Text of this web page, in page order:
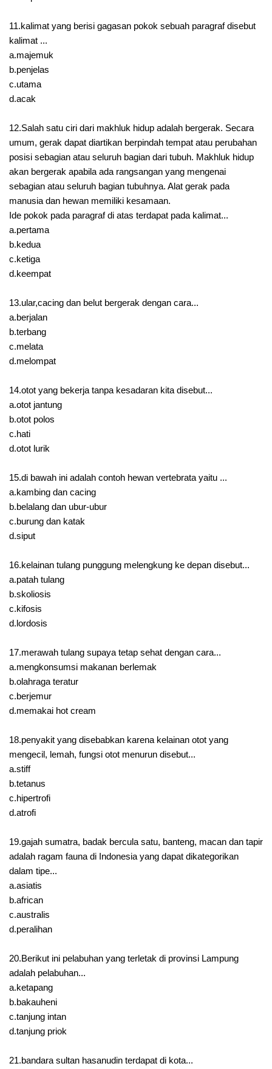
11.kalimat yang berisi gagasan pokok sebuah paragraf disebut
kalimat ...
a.majemuk
b.penjelas
c.utama
d.acak
12.Salah satu ciri dari makhluk hidup adalah bergerak. Secara
umum, gerak dapat diartikan berpindah tempat atau perubahan
posisi sebagian atau seluruh bagian dari tubuh. Makhluk hidup
akan bergerak apabila ada rangsangan yang mengenai
sebagian atau seluruh bagian tubuhnya. Alat gerak pada
manusia dan hewan memiliki kesamaan.
Ide pokok pada paragraf di atas terdapat pada kalimat...
a.pertama
b.kedua
c.ketiga
d.keempat
13.ular,cacing dan belut bergerak dengan cara...
a.berjalan
b.terbang
c.melata
d.melompat
14.otot yang bekerja tanpa kesadaran kita disebut...
a.otot jantung
b.otot polos
c.hati
d.otot lurik
15.di bawah ini adalah contoh hewan vertebrata yaitu ...
a.kambing dan cacing
b.belalang dan ubur-ubur
c.burung dan katak
d.siput
16.kelainan tulang punggung melengkung ke depan disebut...
a.patah tulang
b.skoliosis
c.kifosis
d.lordosis
17.merawah tulang supaya tetap sehat dengan cara...
a.mengkonsumsi makanan berlemak
b.olahraga teratur
c.berjemur
d.memakai hot cream
18.penyakit yang disebabkan karena kelainan otot yang
mengecil, lemah, fungsi otot menurun disebut...
a.stiff
b.tetanus
c.hipertrofi
d.atrofi
19.gajah sumatra, badak bercula satu, banteng, macan dan tapir
adalah ragam fauna di Indonesia yang dapat dikategorikan
dalam tipe...
a.asiatis
b.african
c.australis
d.peralihan
20.Berikut ini pelabuhan yang terletak di provinsi Lampung
adalah pelabuhan...
a.ketapang
b.bakauheni
c.tanjung intan
d.tanjung priok
21.bandara sultan hasanudin terdapat di kota...